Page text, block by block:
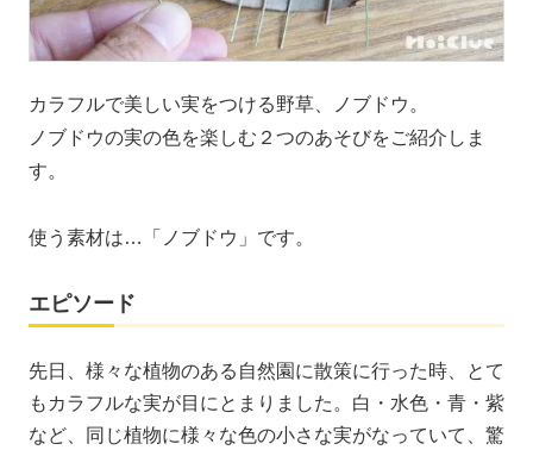
カラフルで美しい実をつける野草、ノブドウ。
ノブドウの実の色を楽しむ２つのあそびをご紹介しま
す。
使う素材は…「ノブドウ」です。
エピソード
先日、様々な植物のある自然園に散策に行った時、とて
もカラフルな実が目にとまりました。白・水色・青・紫
など、同じ植物に様々な色の小さな実がなっていて、驚